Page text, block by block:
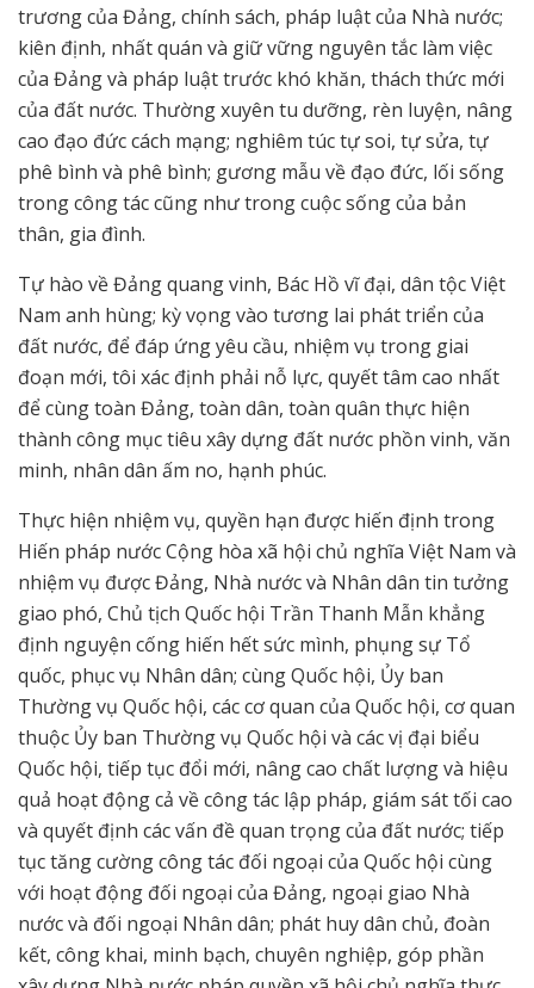
trương của Đảng, chính sách, pháp luật của Nhà nước;
kiên định, nhất quán và giữ vững nguyên tắc làm việc
của Đảng và pháp luật trước khó khăn, thách thức mới
của đất nước. Thường xuyên tu dưỡng, rèn luyện, nâng
cao đạo đức cách mạng; nghiêm túc tự soi, tự sửa, tự
phê bình và phê bình; gương mẫu về đạo đức, lối sống
trong công tác cũng như trong cuộc sống của bản
thân, gia đình.
Tự hào về Đảng quang vinh, Bác Hồ vĩ đại, dân tộc Việt
Nam anh hùng; kỳ vọng vào tương lai phát triển của
đất nước, để đáp ứng yêu cầu, nhiệm vụ trong giai
đoạn mới, tôi xác định phải nỗ lực, quyết tâm cao nhất
đểcùng toàn Đảng, toàn dân, toàn quân thực hiện
thành công mục tiêu xây dựng đất nước phồn vinh, văn
minh, nhân dân ấm no, hạnh phúc.
Thực hiện nhiệm vụ, quyền hạn được hiến định trong
Hiến pháp nước Cộng hòa xã hội chủ nghĩa Việt Nam và
nhiệm vụ được Đảng, Nhà nước và Nhân dân tin tưởng
giao phó, Chủ tịch Quốc hội Trần Thanh Mẫn khẳng
định nguyện cống hiến hết sức mình, phụng sự Tổ
quốc, phục vụ Nhân dân; cùng Quốc hội, Ủy ban
Thường vụ Quốc hội, các cơ quan của Quốc hội, cơ quan
thuộc Ủy ban Thường vụ Quốc hội và các vị đại biểu
Quốc hội, tiếp tục đổi mới, nâng cao chất lượng và hiệu
quả hoạt động cả về công tác lập pháp, giám sát tối cao
và quyết định các vấn đề quan trọng của đất nước; tiếp
tục tăng cường công tác đối ngoại của Quốc hội cùng
với hoạt động đối ngoại của Đảng, ngoại giao Nhà
nước và đối ngoại Nhân dân; phát huy dân chủ, đoàn
kết, công khai, minh bạch, chuyên nghiệp, góp phần